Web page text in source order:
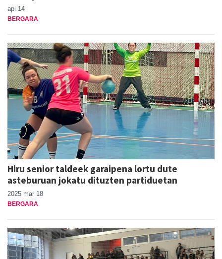
api 14
BERGARA
Hiru senior taldeek garaipena lortu dute
asteburuan jokatu dituzten partiduetan
2025 mar 18
BERGARA